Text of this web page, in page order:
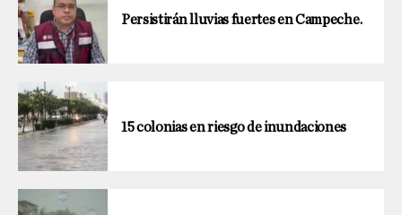
Persistirán lluvias fuertes en Campeche.
15 colonias en riesgo de inundaciones